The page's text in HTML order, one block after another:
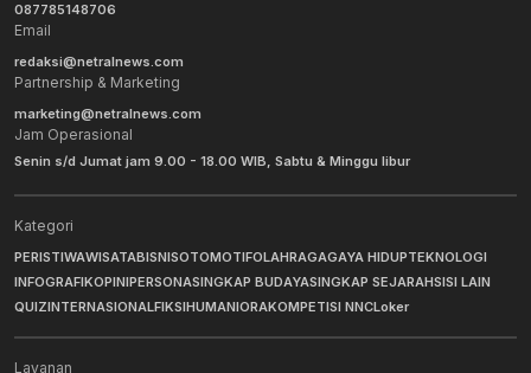
087785148706
Email
redaksi@netralnews.com
Partnership & Marketing
marketing@netralnews.com
Jam Operasional
Senin s/d Jumat jam 9.00 - 18.00 WIB, Sabtu & Minggu libur
Kategori
PERISTIWAWISATABISNISOTOMOTIFOLAHRAGAGAYA HIDUPTEKNOLOGI
INFOGRAFIKOPINIPERSONASINGKAP BUDAYASINGKAP SEJARAHSISI LAIN
QUIZINTERNASIONALFIKSIHUMANIORAKOMPETISI NNCLoker
Layanan